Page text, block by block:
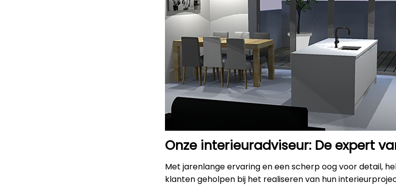
Onze interieuradviseur: De expert
Met jarenlange ervaring en een scherp oog voor detail,
klanten geholpen bij het realiseren van hun